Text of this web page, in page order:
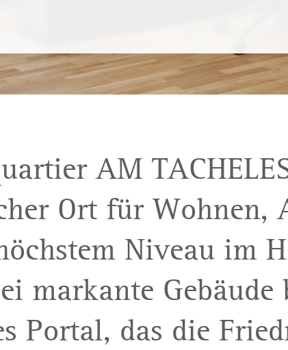
AM
Ort für Wohnen,
Niveau im
markante
Portal, das die